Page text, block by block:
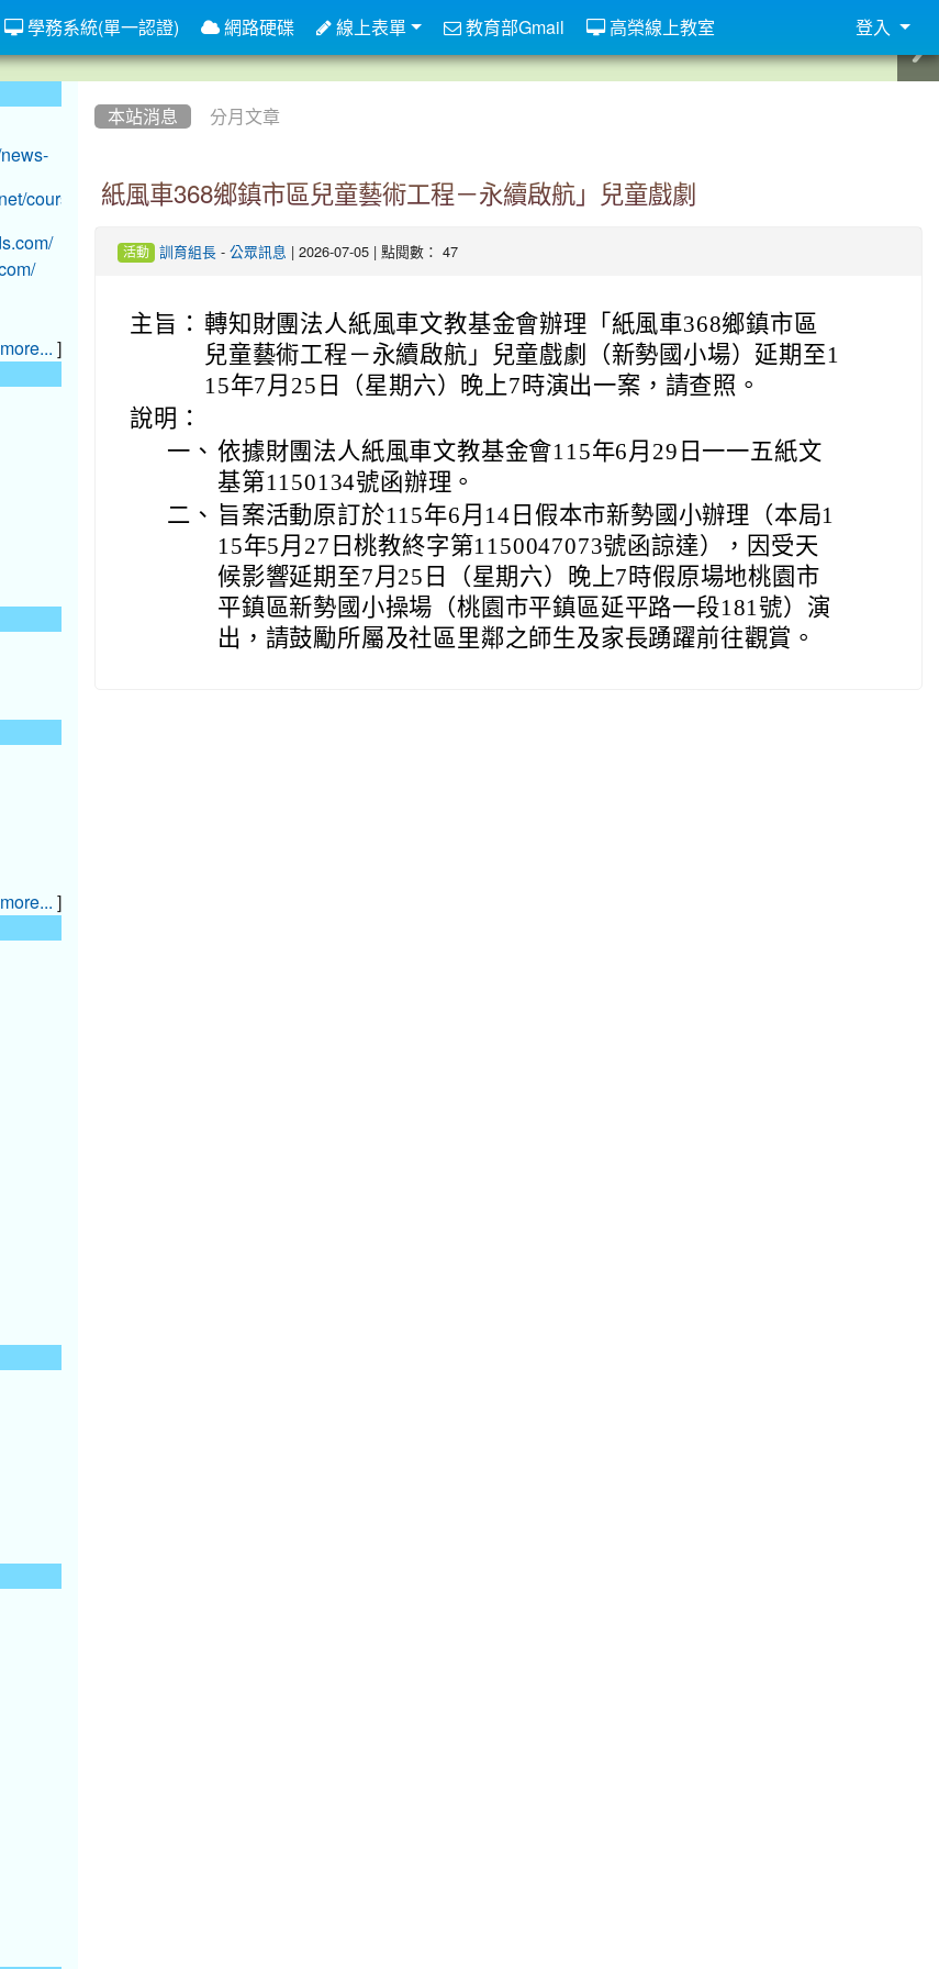
本站消息 分月文章
紙風車368鄉鎮市區兒童藝術工程－永續啟航」兒童戲劇
活動 訓育組長- 公眾訊息 | 2026-07-05 | 點閱數： 47
主旨： 轉知財團法人紙風車文教基金會辦理「紙風車368鄉鎮市區
兒童藝術工程－永續啟航」兒童戲劇（新勢國小場）延期至1
15年7月25日（星期六）晚上7時演出一案，請查照。
說明：
一、 依據財團法人紙風車文教基金會115年6月29日一一五紙文
基第1150134號函辦理。
二、 旨案活動原訂於115年6月14日假本市新勢國小辦理（本局1
15年5月27日桃教終字第1150047073號函諒達），因受天
候影響延期至7月25日（星期六）晚上7時假原場地桃園市
平鎮區新勢國小操場（桃園市平鎮區延平路一段181號）演
出，請鼓勵所屬及社區里鄰之師生及家長踴躍前往觀賞。
more... ]
more... ]
學務系統(單一認證) 網路硬碟 線上表單 教育部Gmail 高榮線上教室 登入